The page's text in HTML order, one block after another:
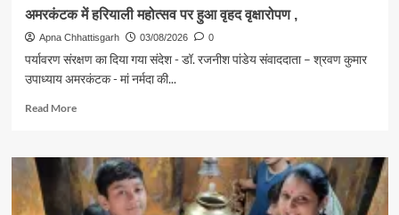
अमरकंटक में हरियाली महोत्सव पर हुआ वृहद वृक्षारोपण ,
Apna Chhattisgarh 03/08/2026 0
पर्यावरण संरक्षण का दिया गया संदेश - डॉ. रजनीश पांडेय संवाददाता – श्रवण कुमार
उपाध्याय अमरकंटक - मां नर्मदा की...
Read MoreRead
अमरकंटक
हरियाली
महोत्सव